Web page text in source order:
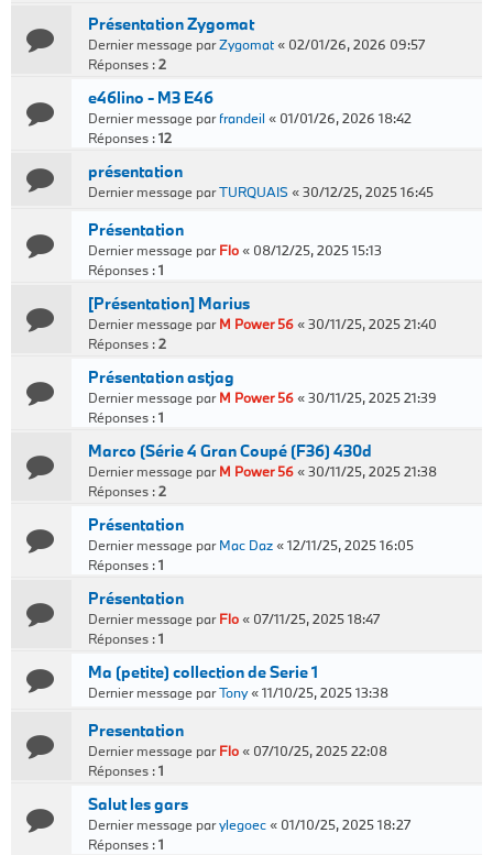
Présentation Zygomat
Dernier message parZygomat« 02/01/26, 2026 09:57
Réponses :2
e46lino - M3 E46
Dernier message parfrandeil « 01/01/26, 2026 18:42
Réponses :12
présentation
Dernier message parTURQUAIS «30/12/25, 2025 16:45
Présentation
Dernier message parFlo« 08/12/25, 2025 15:13
Réponses :1
[Présentation] Marius
Dernier message parM Power 56«30/11/25, 2025 21:40
Réponses :2
Présentation astjag
Dernier message parM Power 56«30/11/25, 2025 21:39
Réponses :1
Marco (Série 4 Gran Coupé (F36) 430d
Dernier message parM Power 56«30/11/25, 2025 21:38
Réponses :2
Présentation
Dernier message parMac Daz«12/11/25, 2025 16:05
Réponses :1
Présentation
Dernier message parFlo« 07/11/25, 2025 18:47
Réponses :1
Ma (petite) collection de Serie 1
Dernier message parTony«11/10/25, 2025 13:38
Presentation
Dernier message parFlo« 07/10/25, 2025 22:08
Réponses :1
Salut les gars
Dernier message parylegoec« 01/10/25, 2025 18:27
Réponses :1